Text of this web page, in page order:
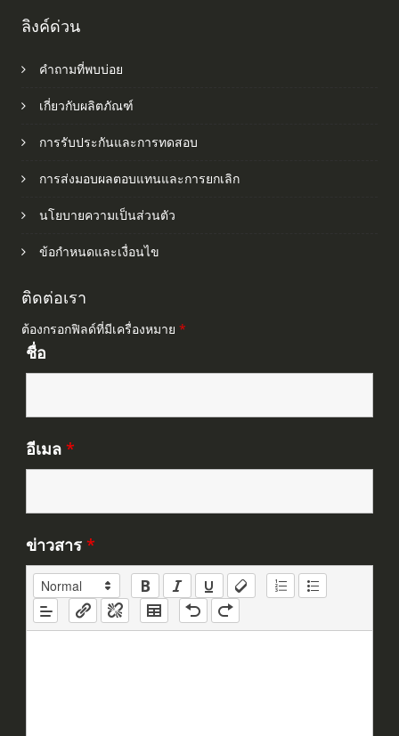
ลิงค์ด่วน
คำถามที่พบบ่อย
เกี่ยวกับผลิตภัณฑ์
การรับประกันและการทดสอบ
การส่งมอบผลตอบแทนและการยกเลิก
นโยบายความเป็นส่วนตัว
ข้อกำหนดและเงื่อนไข
ติดต่อเรา
ต้องกรอกฟิลด์ที่มีเครื่องหมาย *
ชื่อ
อีเมล *
ข่าวสาร *